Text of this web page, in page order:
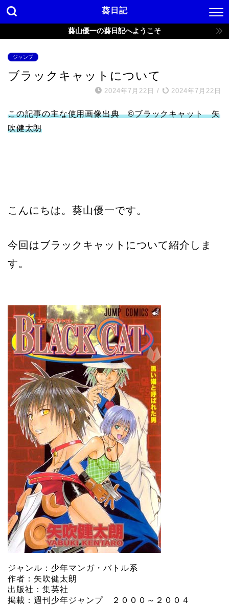
葵日記
葵山優一の葵日記へようこそ
ジャンプ
ブラックキャットについて
2024年7月22日 / 2024年7月22日
この記事の主な使用画像出典 ©ブラックキャット 矢
吹健太朗
こんにちは。葵山優一です。
今回はブラックキャットについて紹介しま
す。
ジャンル：少年マンガ・バトル系
作者：矢吹健太朗
出版社：集英社
掲載：週刊少年ジャンプ ２０００～２００４